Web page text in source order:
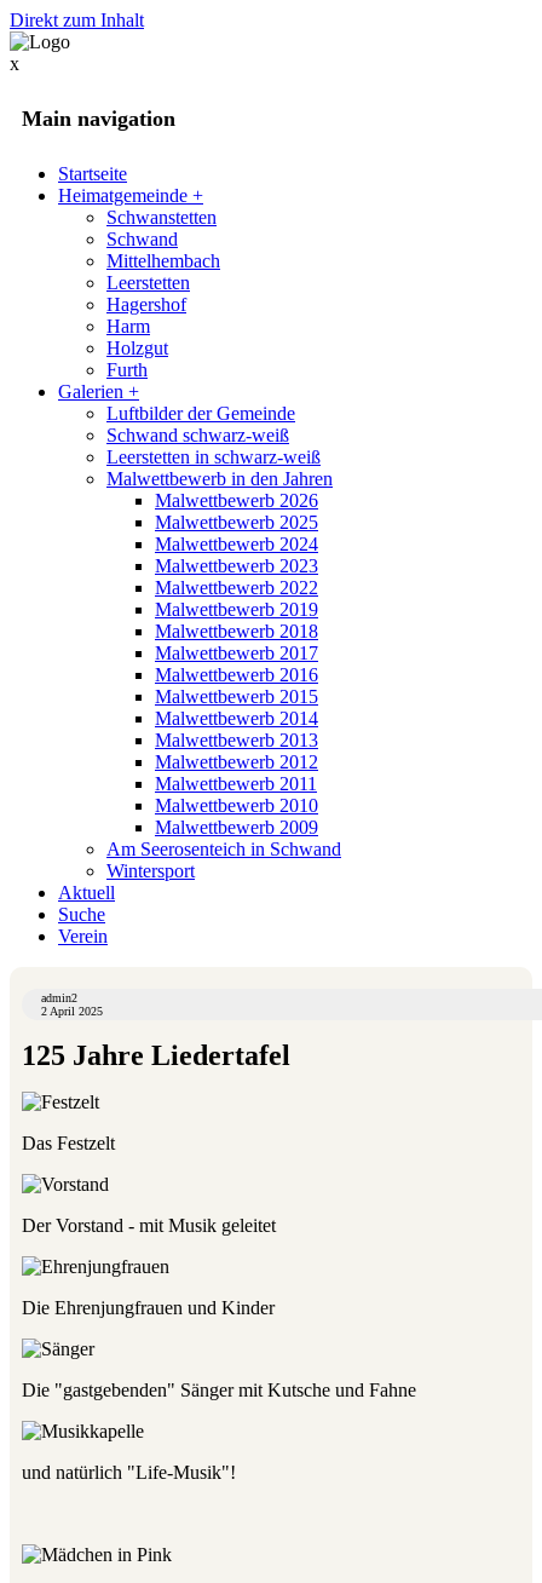
Direkt zum Inhalt
x
Main navigation
Startseite
Heimatgemeinde +
Schwanstetten
Schwand
Mittelhembach
Leerstetten
Hagershof
Harm
Holzgut
Furth
Galerien +
Luftbilder der Gemeinde
Schwand schwarz-weiß
Leerstetten in schwarz-weiß
Malwettbewerb in den Jahren
Malwettbewerb 2026
Malwettbewerb 2025
Malwettbewerb 2024
Malwettbewerb 2023
Malwettbewerb 2022
Malwettbewerb 2019
Malwettbewerb 2018
Malwettbewerb 2017
Malwettbewerb 2016
Malwettbewerb 2015
Malwettbewerb 2014
Malwettbewerb 2013
Malwettbewerb 2012
Malwettbewerb 2011
Malwettbewerb 2010
Malwettbewerb 2009
Am Seerosenteich in Schwand
Wintersport
Aktuell
Suche
Verein
admin2
2 April 2025
125 Jahre Liedertafel
Das Festzelt
Der Vorstand - mit Musik geleitet
Die Ehrenjungfrauen und Kinder
Die "gastgebenden" Sänger mit Kutsche und Fahne
und natürlich "Life-Musik"!